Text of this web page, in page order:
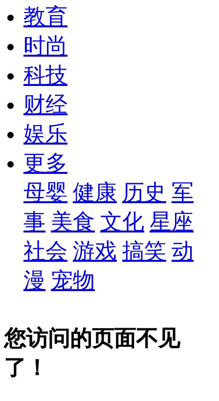
教育
时尚
科技
财经
娱乐
更多
母婴 健康 历史 军
事 美食 文化 星座
社会 游戏 搞笑 动
漫 宠物
您访问的页面不见
了！